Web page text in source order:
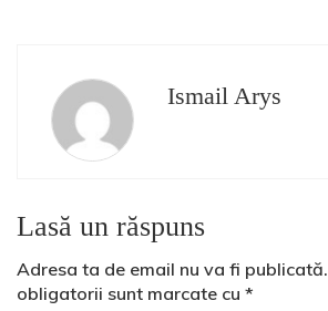
Ismail Arys
Lasă un răspuns
Adresa ta de email nu va fi publicată.
obligatorii sunt marcate cu *